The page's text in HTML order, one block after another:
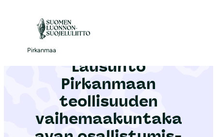
Pirkanmaa
Etusivu|Ajankohtaista
Lausunto
Pirkanmaan
teollisuuden
vaihemaakuntaka